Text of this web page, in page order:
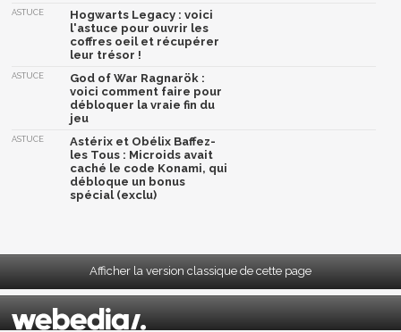
ASTUCE
Hogwarts Legacy : voici
l'astuce pour ouvrir les
coffres oeil et récupérer
leur trésor !
ASTUCE
God of War Ragnarök :
voici comment faire pour
débloquer la vraie fin du
jeu
ASTUCE
Astérix et Obélix Baffez-
les Tous : Microids avait
caché le code Konami, qui
débloque un bonus
spécial (exclu)
Afficher la version classique de cette page